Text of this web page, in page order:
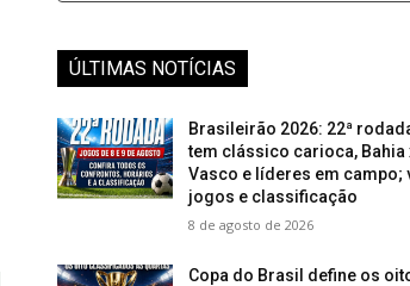
ÚLTIMAS NOTÍCIAS
Brasileirão 2026: 22ª
tem clássico carioca, Bahia
Vasco e líderes em campo;
jogos e classificação
8 de agosto de 2026
Copa do Brasil define os